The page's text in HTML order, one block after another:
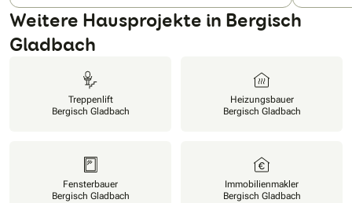
Weitere Hausprojekte in Bergisch
Gladbach
Treppenlift
Bergisch Gladbach
Heizungsbauer
Bergisch Gladbach
Fensterbauer
Bergisch Gladbach
Immobilienmakler
Bergisch Gladbach